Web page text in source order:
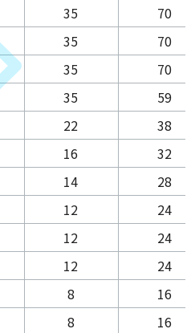
35
70
35
70
35
70
35
59
22
38
16
32
14
28
12
24
12
24
12
24
8
16
8
16